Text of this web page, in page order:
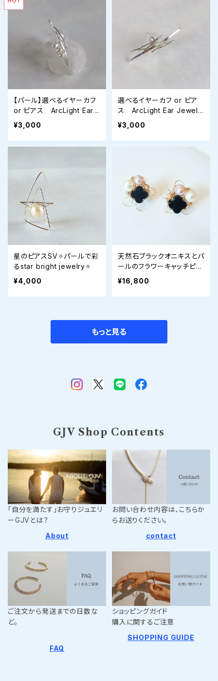
【パール】選べるイヤーカフ
or ピアス ArcLight Ear J
ewelry
¥3,000
選べるイヤーカフ or ピア
ス ArcLight Ear Jewelr
y
¥3,000
星のピアスSV✧パールで彩
るstar bright jewelry✧
¥4,000
天然石ブラックオニキスとパ
ールのフラワーキャッチピア
ス
¥16,800
もっと見る
GJV Shop Contents
「自分を満たす」お守りジュエリ
ーGJVとは？
About
お問い合わせ内容は、こちらか
らお送りください。
contact
ご注文から発送までの日数な
ど。
FAQ
ショッピングガイド
購入に関するご注意
SHOPPING GUIDE